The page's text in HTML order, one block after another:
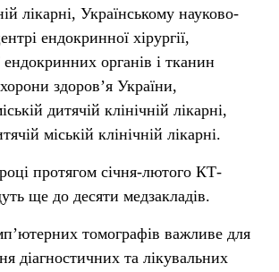
лікарні, Українському науково-
ендокринної хірургії,
ендокринних органів і тканин
здоров’я України,
дитячій клінічній лікарні,
міській клінічній лікарні.
протягом січня-лютого КТ-
ще до десяти медзакладів.
томографів важливе для
діагностичних та лікувальних